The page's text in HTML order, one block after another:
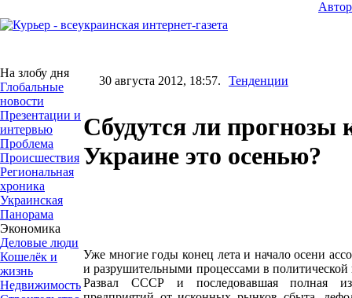
На злобу дня
Глобальные
новости
Презентации и
интервью
Проблема
Происшествия
Региональная
хроника
Украинская
Панорама
Экономика
Деловые люди
Кошелёк и
жизнь
Недвижимость
30 августа 2012, 18:57. Тенденции
Сбудутся ли прогнозы
Украине это осенью?
Уже многие годы конец лета и начало осени
и разрушительными процессами в
Развал СССР и последовавшая полная